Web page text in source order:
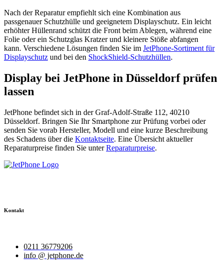
Nach der Reparatur empfiehlt sich eine Kombination aus
passgenauer Schutzhülle und geeignetem Displayschutz. Ein leicht
erhöhter Hüllenrand schützt die Front beim Ablegen, während eine
Folie oder ein Schutzglas Kratzer und kleinere Stöße abfangen
kann. Verschiedene Lösungen finden Sie im JetPhone-Sortiment für
Displayschutz und bei den ShockShield-Schutzhüllen.
Display bei JetPhone in Düsseldorf prüfen
lassen
JetPhone befindet sich in der Graf-Adolf-Straße 112, 40210
Düsseldorf. Bringen Sie Ihr Smartphone zur Prüfung vorbei oder
senden Sie vorab Hersteller, Modell und eine kurze Beschreibung
des Schadens über die Kontaktseite. Eine Übersicht aktueller
Reparaturpreise finden Sie unterReparaturpreise.
Kontakt
0211 36779206
info @ jetphone.de